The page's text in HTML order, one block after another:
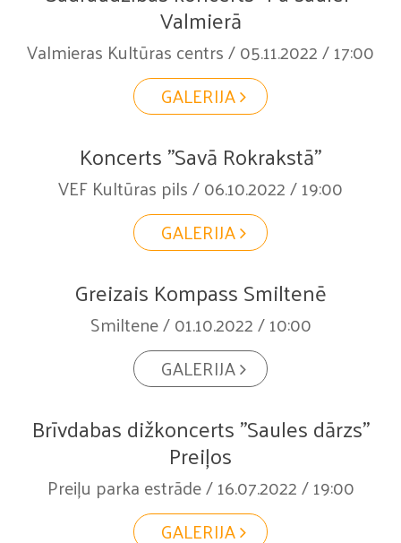
Valmierā
Valmieras Kultūras centrs / 05.11.2022 / 17:00
GALERIJA
Koncerts "Savā Rokrakstā"
VEF Kultūras pils / 06.10.2022 / 19:00
GALERIJA
Greizais Kompass Smiltenē
Smiltene / 01.10.2022 / 10:00
GALERIJA
Brīvdabas dižkoncerts "Saules dārzs"
Preiļos
Preiļu parka estrāde / 16.07.2022 / 19:00
GALERIJA